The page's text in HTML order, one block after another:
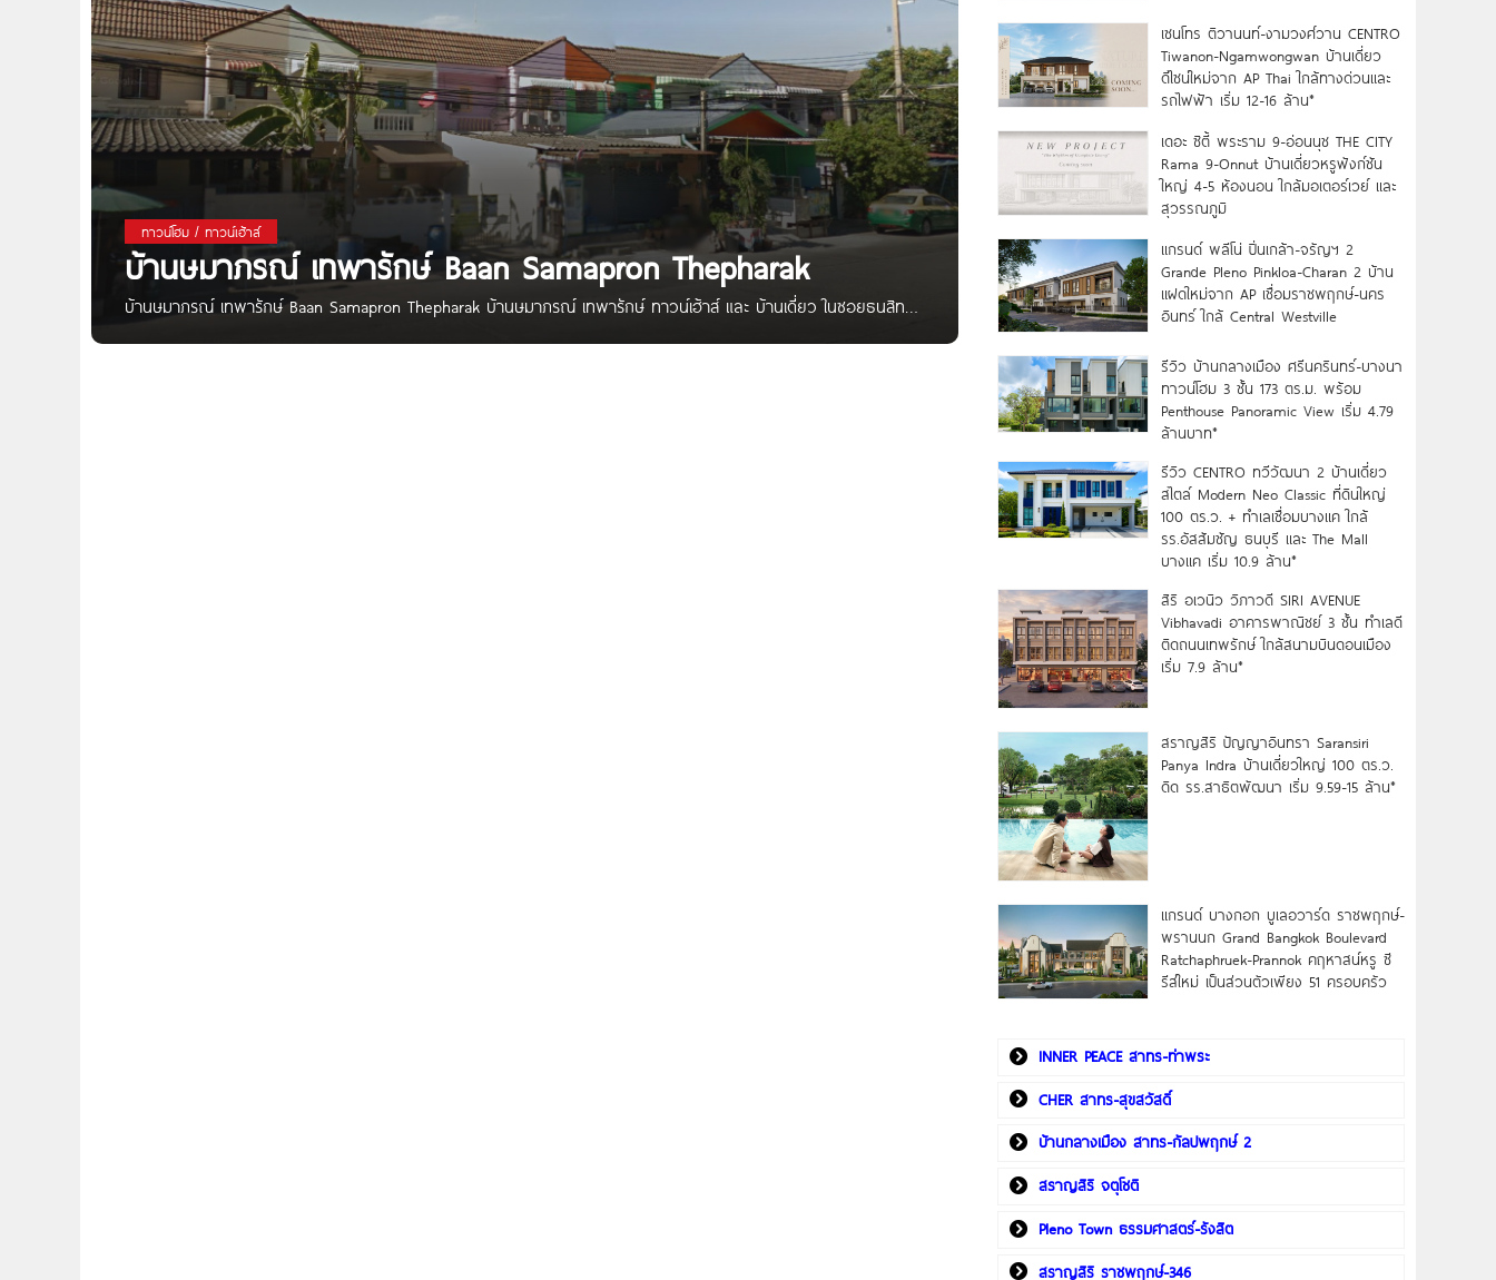
ทาวน์โฮม / ทาวน์เฮ้าส์
บ้านษมาภรณ์ เทพารักษ์ Baan Samapron Thepharak
บ้านษมาภรณ์ เทพารักษ์ Baan Samapron Thepharak บ้านษมาภรณ์ เทพารักษ์ ทาวน์เฮ้าส์ และ บ้านเดี่ยว ในซอยธนสิทธิ์
เซนโทร ติวานนท์-งามวงศ์วาน CENTRO
Tiwanon-Ngamwongwan บ้านเดี่ยว
ดีไซน์ใหม่จาก AP Thai ใกล้ทางด่วนและ
รถไฟฟ้า เริ่ม 12-16 ล้าน*
เดอะ ซิตี้ พระราม 9-อ่อนนุช THE CITY
Rama 9-Onnut บ้านเดี่ยวหรูฟังก์ชัน
ใหญ่ 4-5 ห้องนอน ใกล้มอเตอร์เวย์ และ
สุวรรณภูมิ
แกรนด์ พลีโน่ ปิ่นเกล้า-จรัญฯ 2
Grande Pleno Pinkloa-Charan 2 บ้าน
แฝดใหม่จาก AP เชื่อมราชพฤกษ์-นคร
อินทร์ ใกล้ Central Westville
รีวิว บ้านกลางเมือง ศรีนครินทร์-บางนา
ทาวน์โฮม 3 ชั้น 173 ตร.ม. พร้อม
Penthouse Panoramic View เริ่ม 4.79
ล้านบาท*
รีวิว CENTRO ทวีวัฒนา 2 บ้านเดี่ยว
สไตล์ Modern Neo Classic ที่ดินใหญ่
100 ตร.ว. + ทำเลเชื่อมบางแค ใกล้
รร.อัสสัมชัญ ธนบุรี และ The Mall
บางแค เริ่ม 10.9 ล้าน*
สิริ อเวนิว วิภาวดี SIRI AVENUE
Vibhavadi อาคารพาณิชย์ 3 ชั้น ทำเลดี
ติดถนนเทพรักษ์ ใกล้สนามบินดอนเมือง
เริ่ม 7.9 ล้าน*
สราญสิริ ปัญญาอินทรา Saransiri
Panya Indra บ้านเดี่ยวใหญ่ 100 ตร.ว.
ดิด รร.สาธิตพัฒนา เริ่ม 9.59-15 ล้าน*
แกรนด์ บางกอก บูเลอวาร์ด ราชพฤกษ์-
พรานนก Grand Bangkok Boulevard
Ratchaphruek-Prannok คฤหาสน์หรู ซี
รีส์ใหม่ เป็นส่วนตัวเพียง 51 ครอบครัว
INNER PEACE สาทร-ท่าพระ
CHER สาทร-สุขสวัสดิ์
บ้านกลางเมือง สาทร-กัลปพฤกษ์ 2
สราญสิริ จตุโชติ
Pleno Town ธรรมศาสตร์-รังสิต
สราญสิริ ราชพฤกษ์-346